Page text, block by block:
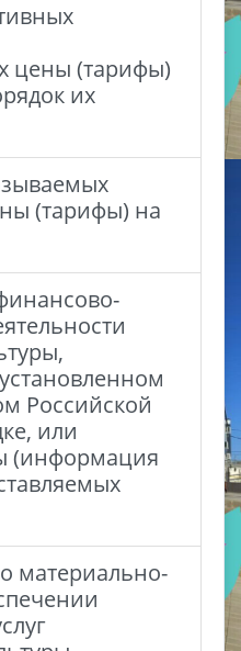
цены (тарифы)
их
(тарифы) на
Российской
или
(информация
материально-